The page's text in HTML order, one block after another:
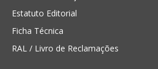
Estatuto Editorial
Ficha Técnica
RAL / Livro de Reclamações